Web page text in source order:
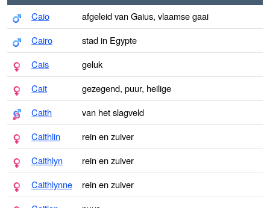
Caio
afgeleid van Gaius, vlaamse gaai
Cairo
stad in Egypte
Cais
geluk
Cait
gezegend, puur, heilige
Caith
van het slagveld
Caithlin
rein en zuiver
Caithlyn
rein en zuiver
Caithlynne
rein en zuiver